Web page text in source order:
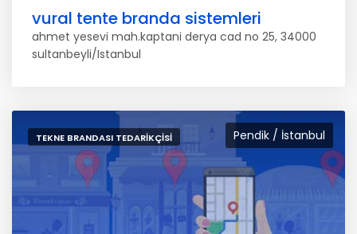
vural tente branda sistemleri
ahmet yesevi mah.kaptani derya cad no 25, 34000
sultanbeyli/Istanbul
Pendik / İstanbul
TEKNE BRANDASI TEDARIKÇISI